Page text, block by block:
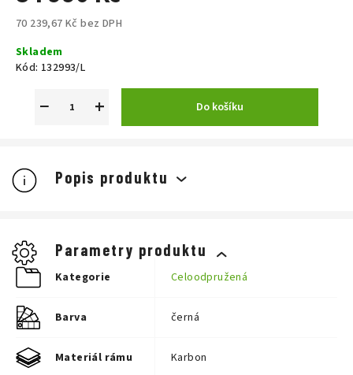
70 239,67 Kč bez DPH
cena:
Skladem
Kód: 132993/L
+
− Do košíku
Popis produktu
Parametry produktu
Kategorie Celoodpružená
Barva černá
Materiál rámu Karbon